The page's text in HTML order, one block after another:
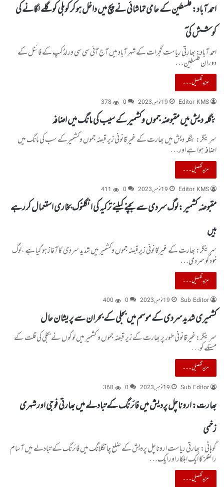
احمد آباد: فلسطین کے حامی تماشائی نے پچ میں داخل ہوکر کوہلی کو گلے لگانے کی
کوشش کی ٓ
احمد آباد: بھارتی ریاست گجرات کے شہر آباد میں آج آئی سی سی ورلڈ کپ کے فائنل کے
دوران فلسطین…
مزید تفصیل۔۔۔
Editor KMS 19 نومبر, 2023 0
378
بنگلہ دیش میں مقبوضہ جموں وکشمیر کے سیب کی مانگ میں اضافہ
سرینگر: بنگلہ دیش میں بھارت کے غیر قانونی زیر قبضہ جموں وکشمیرکے سب کی مانگ میں
اضافہ ہوا ہے اور…
مزید تفصیل۔۔۔
Editor KMS 19 نومبر, 2023 0
411
مقبوضہ کشمیر :لوگ سردی سے بچنے کیلئے ترکیہ کی انگلنوک بخاری استعمال کررہے
ہیں
سرینگر: بھارت کے غیر قانونی زیرقبضہ جموں وکشمیر میں شدید سردی کا آغاز ہو گیا ہے ،لوگ
خود کو سردی…
مزید تفصیل۔۔۔
Sub Editor 19 نومبر, 2023 0
400
کشمیری شدید سردی کے موسم میں بجلی کے بحران سے پریشان حال
سرینگر:غیر قانونی طور پر بھارت کے زیر قبضہ جموں و کشمیر میں لوگوں نے بجلی کی قلت کے
مسئلے کو…
مزید تفصیل۔۔۔
Sub Editor 19 نومبر, 2023 0
368
بھارت: اروناچل پردیش میں فائرنگ کے تبادلے میں بھارتی فوجی اور شہری
زخمی
گوہاٹی: بھارتی ریاست اروناچل پردیش کے ضلع چانگلانگ میں فائرنگ کے تبادلے میں آسام
رائفلز کا ایک اہلکار اور ایک…
مزید تفصیل۔۔۔